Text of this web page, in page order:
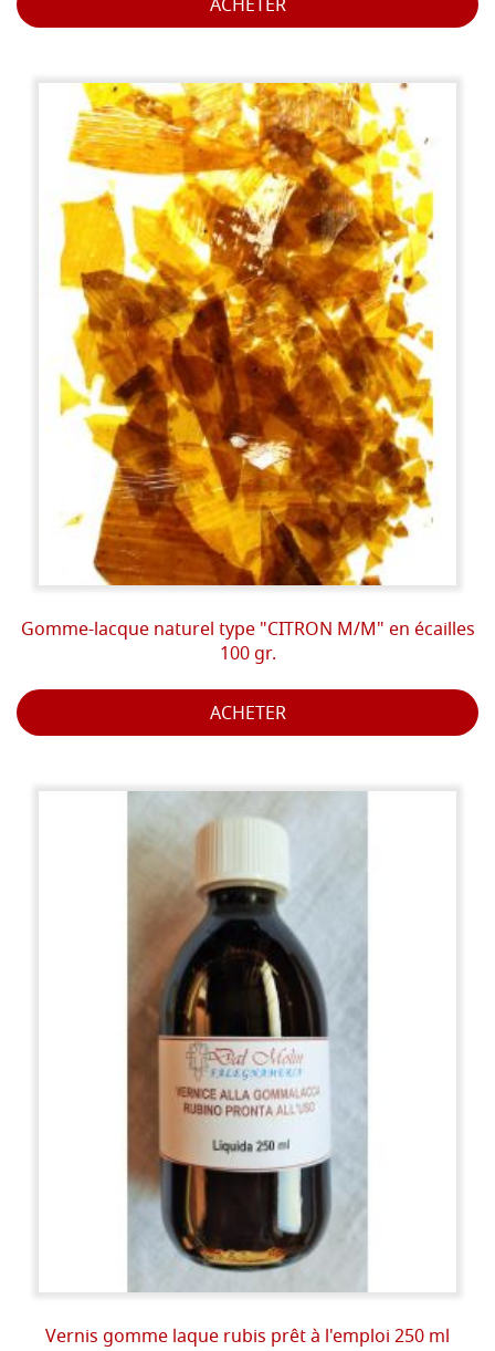
ACHETER
Gomme-lacque naturel type "CITRON M/M" en écailles
100 gr.
ACHETER
Vernis gomme laque rubis prêt à l'emploi 250 ml